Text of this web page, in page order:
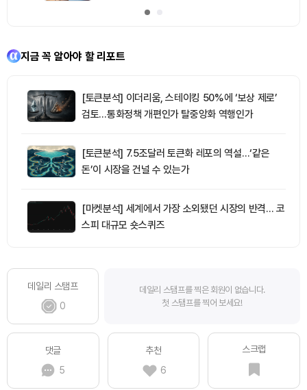
지금 꼭 알아야 할 리포트
[토큰분석] 이더리움, 스테이킹 50%에 ‘보상 제로’
검토…통화정책 개편인가 탈중앙화 역행인가
[토큰분석] 7.5조달러 토큰화 레포의 역설…‘같은
돈’이 시장을 건널 수 있는가
[마켓분석] 세계에서 가장 소외됐던 시장의 반격… 코
스피 대규모 숏스퀴즈
데일리 스탬프
0
데일리 스탬프를 찍은 회원이 없습니다.
첫 스탬프를 찍어 보세요!
댓글
5
추천
6
스크랩